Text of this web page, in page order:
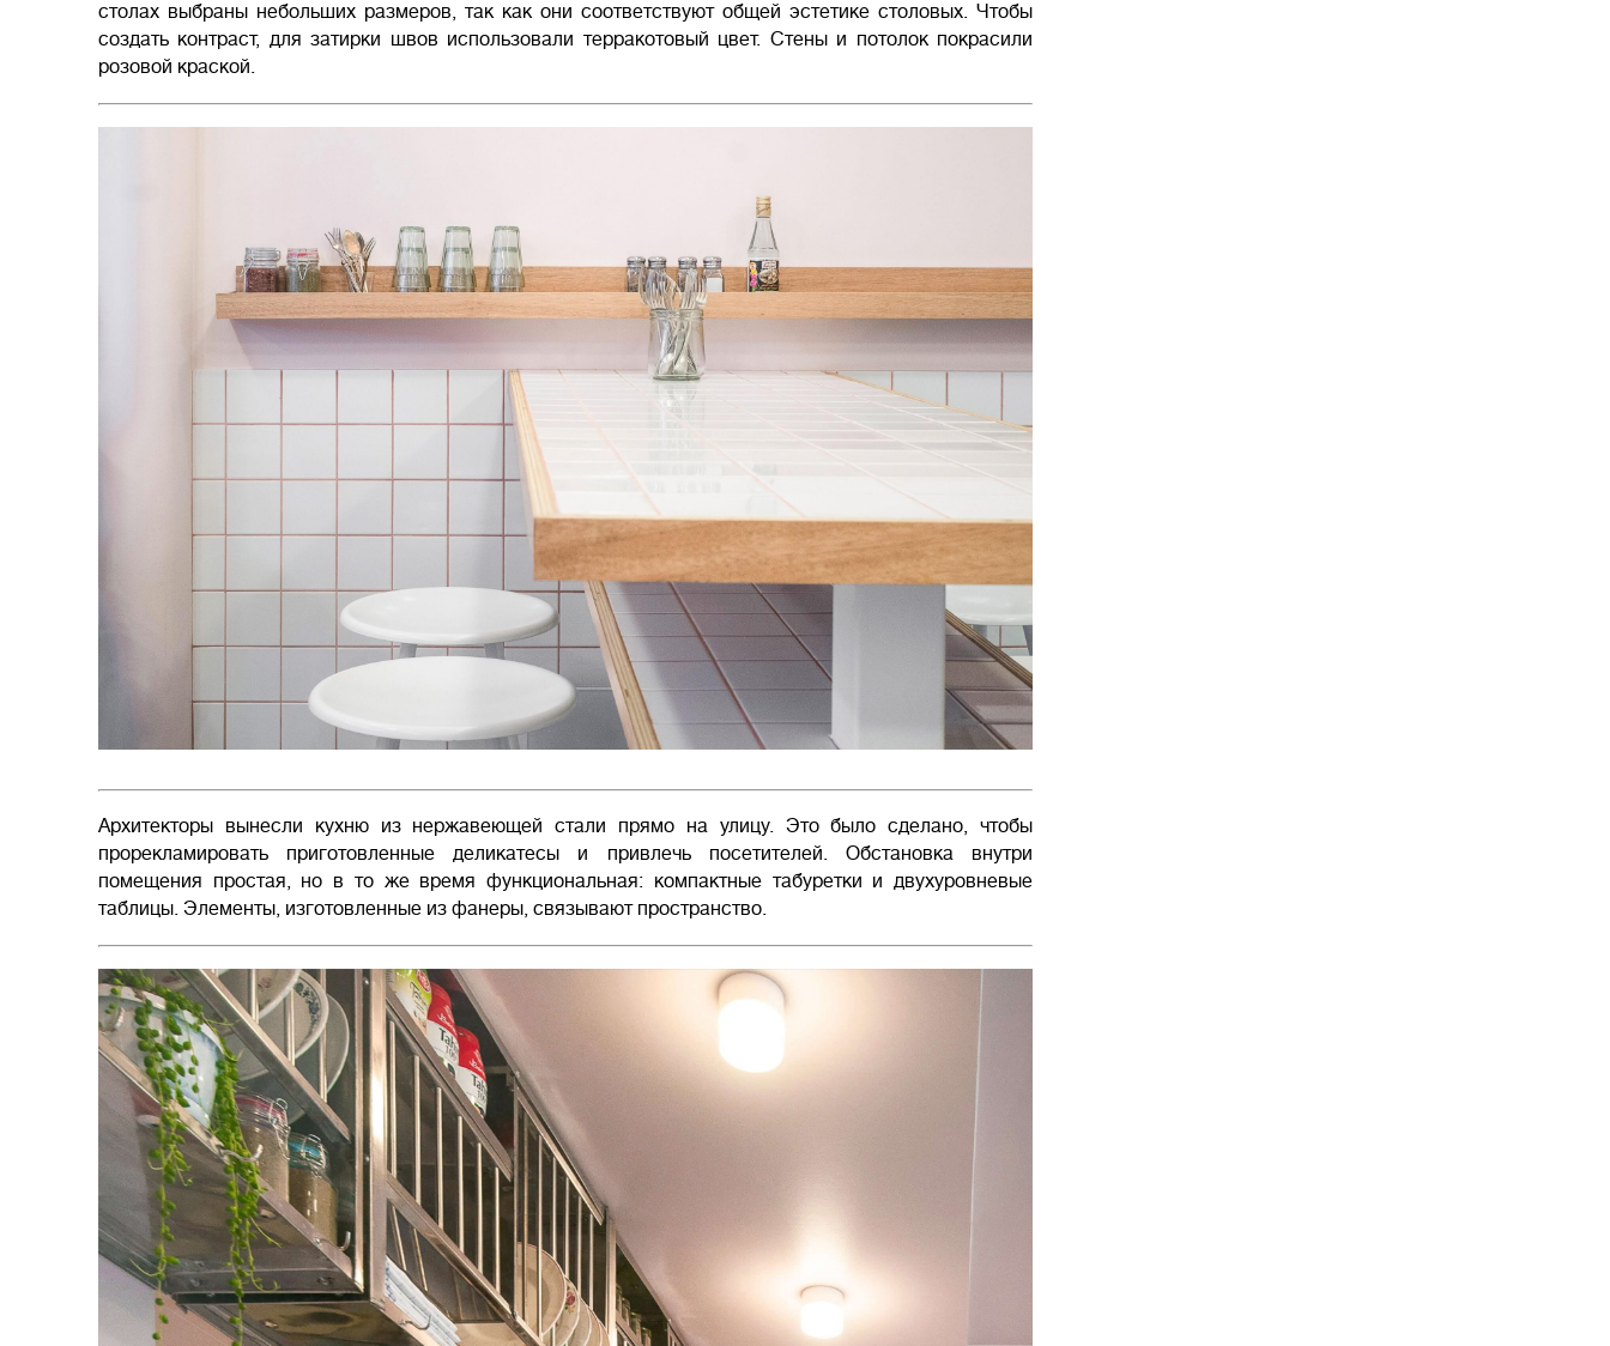
столах выбраны небольших размеров, так как они соответствуют общей эстетике столовых. Чтобы
создать контраст, для затирки швов использовали терракотовый цвет. Стены и потолок покрасили
розовой краской.
Архитекторы вынесли кухню из нержавеющей стали прямо на улицу. Это было сделано, чтобы
прорекламировать приготовленные деликатесы и привлечь посетителей. Обстановка внутри
помещения простая, но в то же время функциональная: компактные табуретки и двухуровневые
таблицы. Элементы, изготовленные из фанеры, связывают пространство.